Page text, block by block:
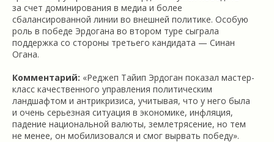
за счет доминирования в медиа и более
сбалансированной линии во внешней политике. Особую
роль в победе Эрдогана во втором туре сыграла
поддержка со стороны третьего кандидата — Синан
Огана.
Комментарий: «Реджеп Тайип Эрдоган показал мастер-
класс качественного управления политическим
ландшафтом и антрикризиса, учитывая, что у него была
и очень серьезная ситуация в экономике, инфляция,
падение национальной валюты, землетрясение, но тем
не менее, он мобилизовался и смог вырвать победу».